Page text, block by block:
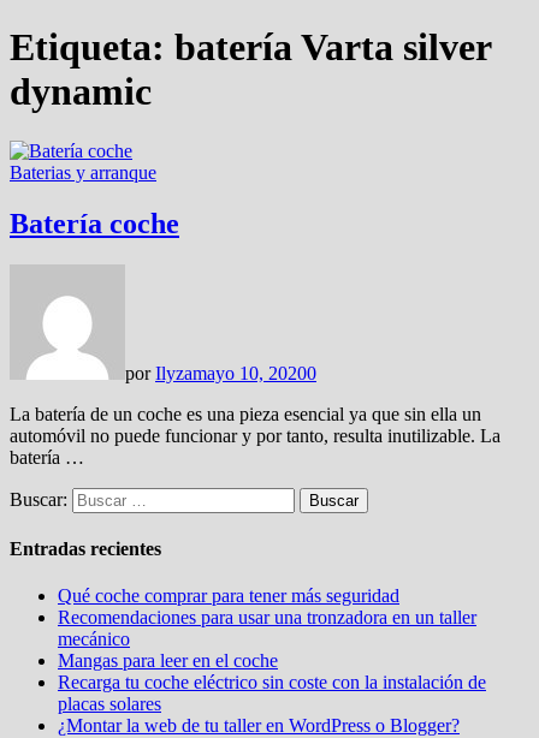
Etiqueta: batería Varta silver
dynamic
Baterias y arranque
Batería coche
porIlyzamayo 10, 20200
La batería de un coche es una pieza esencial ya que sin ella un
automóvil no puede funcionar y por tanto, resulta inutilizable. La
batería …
Buscar:
Entradas recientes
Qué coche comprar para tener más seguridad
Recomendaciones para usar una tronzadora en un taller
mecánico
Mangas para leer en el coche
Recarga tu coche eléctrico sin coste con la instalación de
placas solares
¿Montar la web de tu taller en WordPress o Blogger?